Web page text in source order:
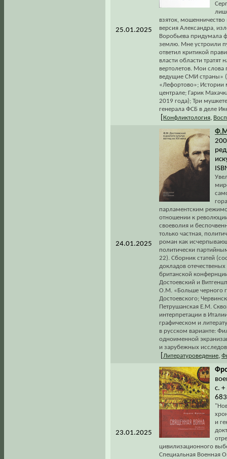
25.01.2025
взяток,
версия Александра,
Воробьева придумала
землю. Мне устроили
ответил критикой
власти области
вертолетов. Мои
ведущие СМИ страны»
«Лефортово»;
централе; Гарик
2019 года); Три
генерала ФСБ в деле
Конфликтология,
24.01.2025
парламентским
отношении к
своеволия и
только частная,
роман как
политически
22). Сборник статей
докладов
британской
Достоевский и
О.М. «Больше черного
Достоевского;
Петрушанская Е.М.
интерпретации в
графическом и
в русском варианте:
одноименной
и зарубежных
Литературоведение,
23.01.2025
с.
и
цивилизационного
Специальная Военная